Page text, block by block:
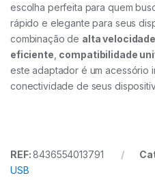
escolha perfeita para quem
rápido e elegante para seus
combinação de alta
eficiente compatibilidade
este adaptador é um acessório
conectividade de seus
REF:8436554013791
USB